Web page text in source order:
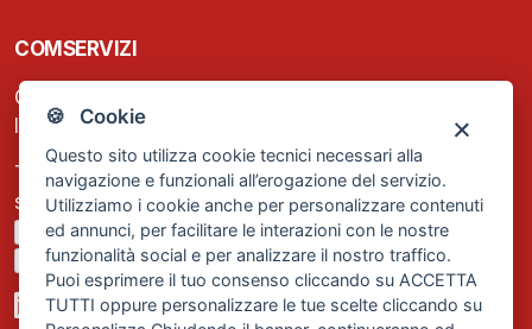
🍪 Cookie
Questo sito utilizza cookie tecnici necessari alla
navigazione e funzionali all’erogazione del servizio.
Utilizziamo i cookie anche per personalizzare contenuti
ed annunci, per facilitare le interazioni con le nostre
funzionalità social e per analizzare il nostro traffico.
Puoi esprimere il tuo consenso cliccando su ACCETTA
TUTTI oppure personalizzare le tue scelte cliccando su
COMSERVIZI
C.F. e P.IVA: 13474420158
Iscrizione REA Milano n. 1656740
Tel. +39 02 2838 1307
segreteria@comservizi.eu
Privacy Policy
Cookie Policy